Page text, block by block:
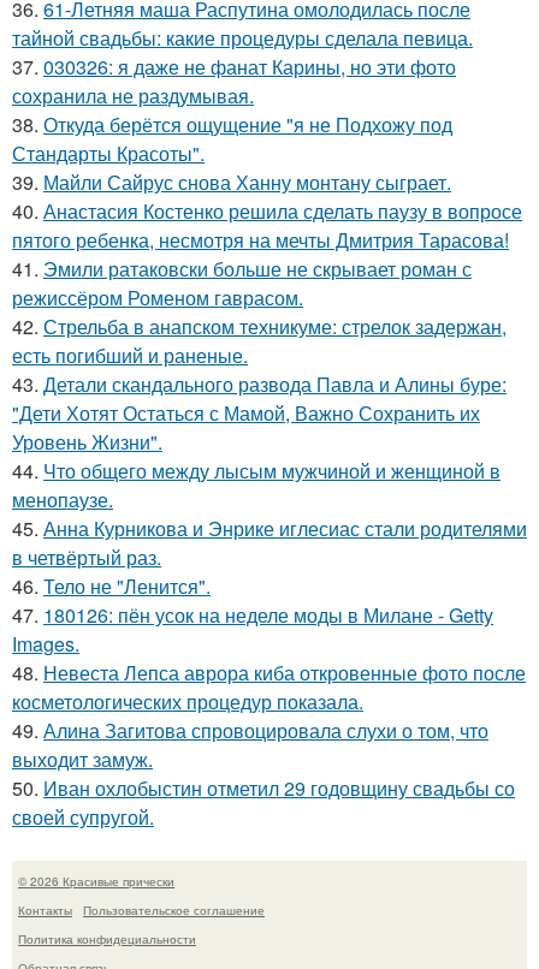
36. 61-Летняя маша Распутина омолодилась после
тайной свадьбы: какие процедуры сделала певица.
37. 030326: я даже не фанат Карины, но эти фото
сохранила не раздумывая.
38. Откуда берётся ощущение "я не Подхожу под
Стандарты Красоты".
39. Майли Сайрус снова Ханну монтану сыграет.
40. Анастасия Костенко решила сделать паузу в вопросе
пятого ребенка, несмотря на мечты Дмитрия Тарасова!
41. Эмили ратаковски больше не скрывает роман с
режиссёром Роменом гаврасом.
42. Стрельба в анапском техникуме: стрелок задержан,
есть погибший и раненые.
43. Детали скандального развода Павла и Алины буре:
"Дети Хотят Остаться с Мамой, Важно Сохранить их
Уровень Жизни".
44. Что общего между лысым мужчиной и женщиной в
менопаузе.
45. Анна Курникова и Энрике иглесиас стали родителями
в четвёртый раз.
46. Тело не "Ленится".
47. 180126: пён усок на неделе моды в Милане - Getty
Images.
48. Невеста Лепса аврора киба откровенные фото после
косметологических процедур показала.
49. Алина Загитова спровоцировала слухи о том, что
выходит замуж.
50. Иван охлобыстин отметил 29 годовщину свадьбы со
своей супругой.
© 2026 Красивые прически
Контакты
Пользовательское соглашение
Политика конфидециальности